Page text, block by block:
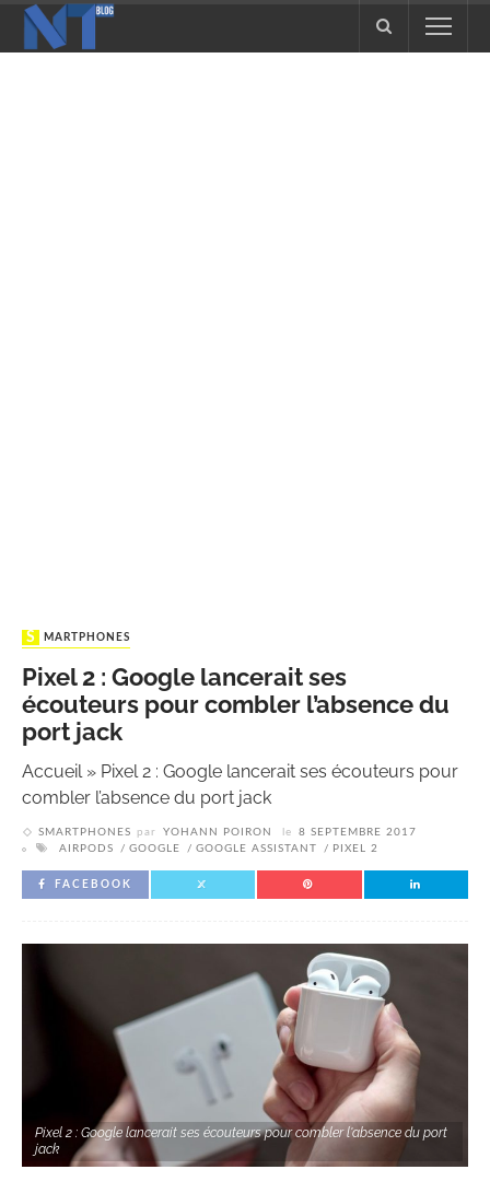
SMARTPHONES
Pixel 2 : Google lancerait ses
écouteurs pour combler l’absence du
port jack
Accueil» Pixel 2 : Google lancerait ses écouteurs pour
combler l’absence du port jack
SMARTPHONES par YOHANN POIRON le
8 SEPTEMBRE 2017
AIRPODS
GOOGLE GOOGLE ASSISTANT PIXEL 2
FACEBOOK
Pixel 2 : Google lancerait ses écouteurs pour combler l'absence du port
jack